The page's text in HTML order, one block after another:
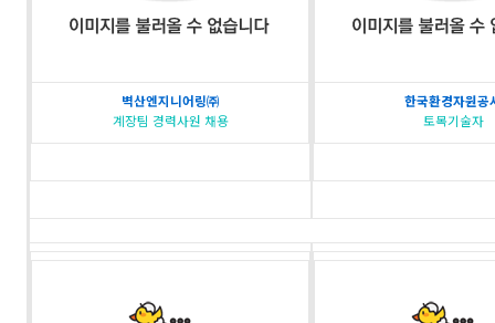
벽산엔지니어링㈜
계장팀 경력사원 채용
한국환경자원공
토목기술자